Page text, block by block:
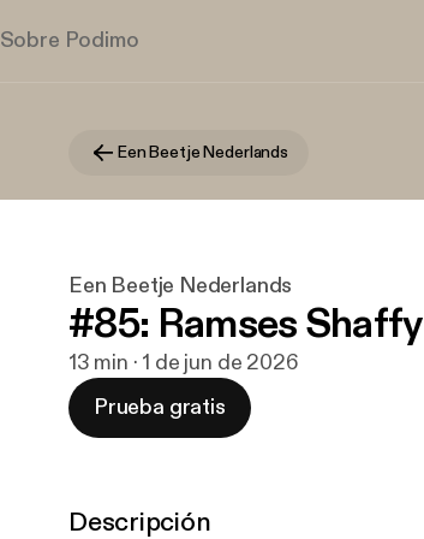
Sobre Podimo
Een Beetje Nederlands
Een Beetje Nederlands
#85: Ramses Shaffy
13 min · 1 de jun de 2026
Prueba gratis
Descripción